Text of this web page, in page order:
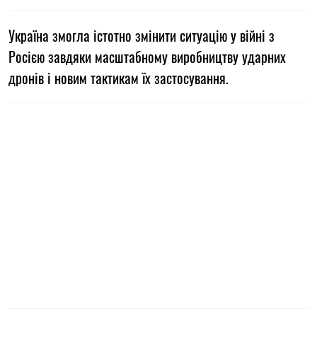
Україна змогла істотно змінити ситуацію у війні з
Росією завдяки масштабному виробництву ударних
дронів і новим тактикам їх застосування.